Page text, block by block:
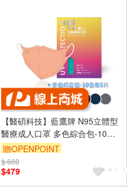
【醫碩科技】藍鷹牌 N95立體型
醫療成人口罩 多色綜合包-10色
各5片
贈OPENPOINT
$ 600
$479